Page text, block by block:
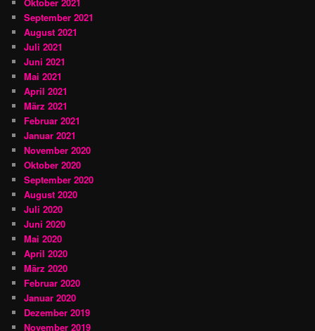
September 2021
August 2021
Juli 2021
Juni 2021
Mai 2021
April 2021
März 2021
Februar 2021
Januar 2021
November 2020
Oktober 2020
September 2020
August 2020
Juli 2020
Juni 2020
Mai 2020
April 2020
März 2020
Februar 2020
Januar 2020
Dezember 2019
November 2019